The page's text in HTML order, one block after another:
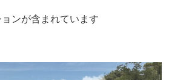
ンが含まれています